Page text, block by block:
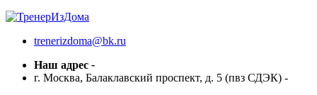
trenerizdoma@bk.ru
Наш адрес -
г. Москва, Балаклавский проспект, д. 5 (пвз СДЭК) -